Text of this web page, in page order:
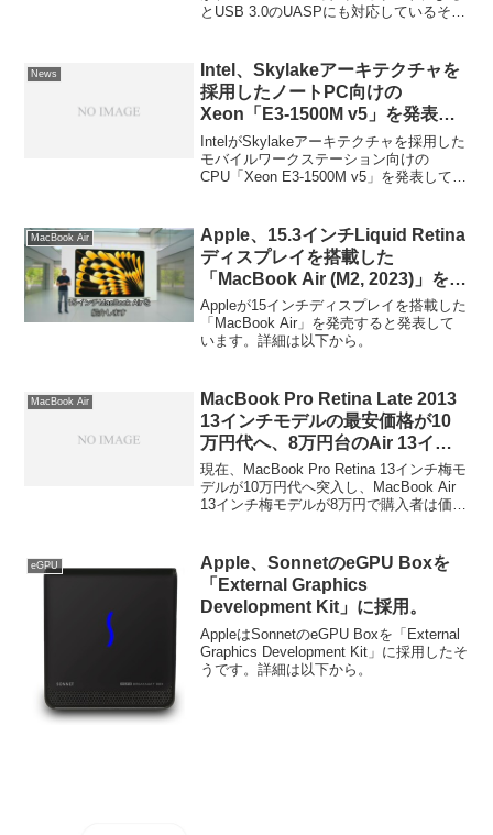
とUSB 3.0のUASPにも対応しているそう
News
Intel、Skylakeアーキテクチャを
採用したノートPC向けの
Xeon「E3-1500M v5」を発表。
Thunderbolt 3やUSB-Cをサポー
ト。
IntelがSkylakeアーキテクチャを採用した
モバイルワークステーション向けの
CPU「Xeon E3-1500M v5」を発表してい
MacBook Air
Apple、15.3インチLiquid Retina
ディスプレイを搭載した
「MacBook Air (M2, 2023)」を発
表。
Appleが15インチディスプレイを搭載した
「MacBook Air」を発売すると発表して
います。詳細は以下から。
MacBook Air
MacBook Pro Retina Late 2013
13インチモデルの最安価格が10
万円代へ、8万円台のAir 13イン
チとの価格差とスペックで悩む人
達。
現在、MacBook Pro Retina 13インチ梅モ
デルが10万円代へ突入し、MacBook Air
13インチ梅モデルが8万円で購入者は価格
でいるようです。詳細は以下から。
eGPU
Apple、SonnetのeGPU Boxを
「External Graphics
Development Kit」に採用。
AppleはSonnetのeGPU Boxを「External
Graphics Development Kit」に採用したそ
うです。詳細は以下から。